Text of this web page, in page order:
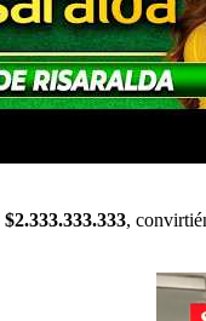
$2.333.333.333,